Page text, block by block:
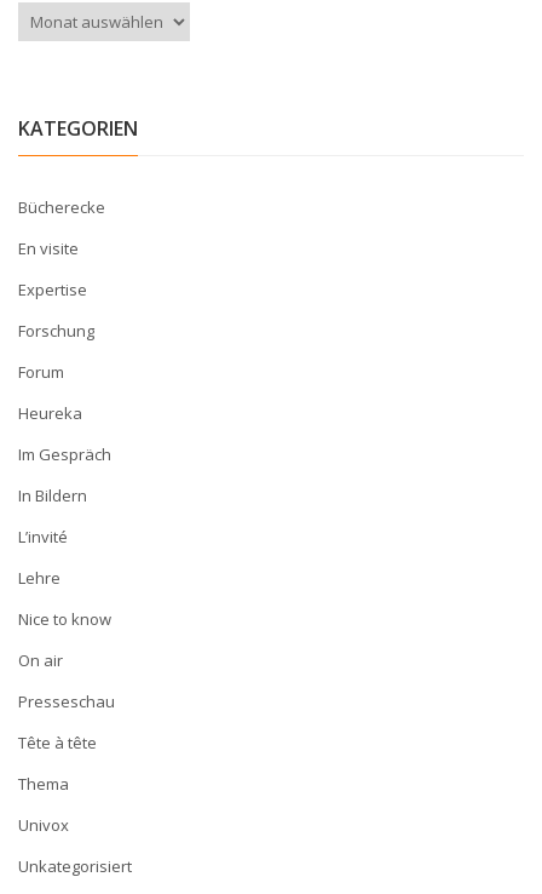
Archiv
KATEGORIEN
Bücherecke
En visite
Expertise
Forschung
Forum
Heureka
Im Gespräch
In Bildern
L’invité
Lehre
Nice to know
On air
Presseschau
Tête à tête
Thema
Univox
Unkategorisiert